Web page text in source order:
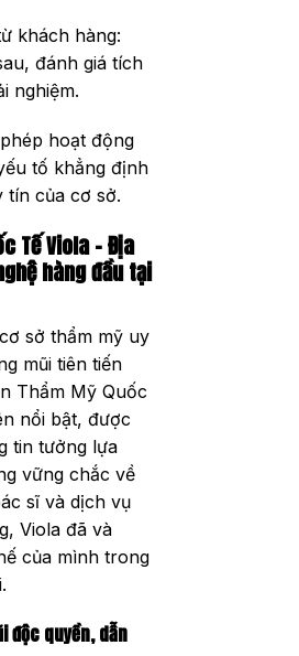
khách hàng:
đánh giá tích
nghiệm.
hoạt động
tố khẳng định
tín của cơ sở.
Tế Viola – Địa
hàng đầu tại
sở thẩm mỹ uy
mũi tiên tiến
Thẩm Mỹ Quốc
nổi bật, được
tin tưởng lựa
vững chắc về
sĩ và dịch vụ
Viola đã và
của mình trong
độc quyền, dẫn